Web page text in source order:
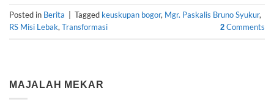
Posted in Berita Tagged keuskupan bogor, Mgr. Paskalis Bruno Syukur,
RS Misi Lebak, Transformasi 2 Comments
MAJALAH MEKAR